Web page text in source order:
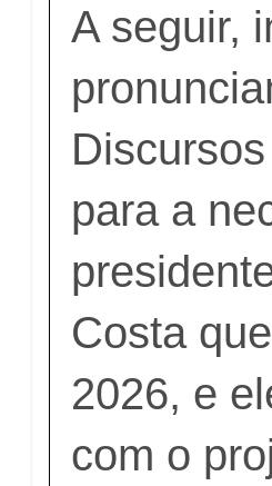
A seguir,
para a
Costa
2026, e
com o